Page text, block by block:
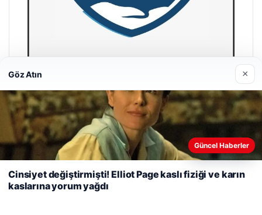
Hastaş Beton
26/05/2026
Web sitemizi nasıl kullandığınızı daha iyi anlayabilmek,
deneyiminizi kişiselleştirmek ve geliştirmek amacıyla çerezler
kullanıyoruz.
Çerez Politikamız
Reddet Kabul Et
Göz Atın ×
Güncel Haberler
Cinsiyet değiştirmişti! Elliot Page kaslı fiziği ve karın
kaslarına yorum yağdı